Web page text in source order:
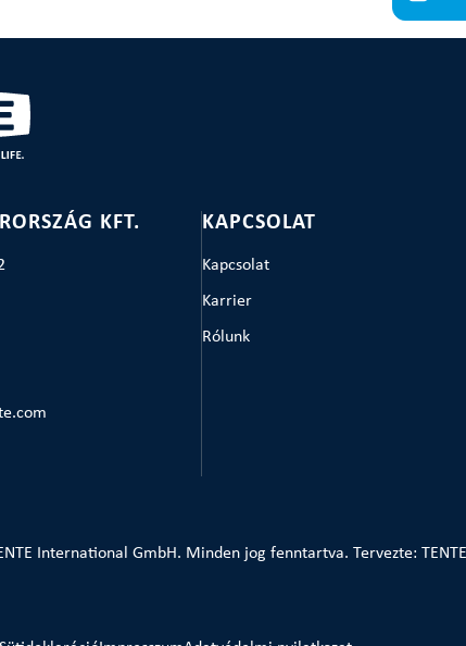
KFT. KAPCSOLAT
Kapcsolat
Karrier
Rólunk
International GmbH. Minden jog fenntartva. Tervezte: